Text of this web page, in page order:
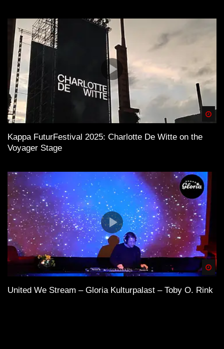
Kappa FuturFestival 2025: Charlotte De Witte on the
Voyager Stage
United We Stream – Gloria Kulturpalast – Toby O. Rink